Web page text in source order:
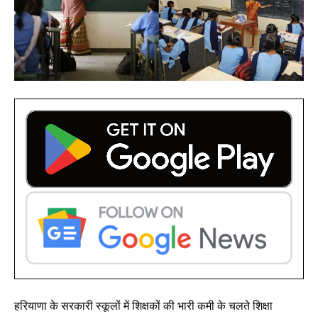
हरियाणा के सरकारी स्कूलों में शिक्षकों की भारी कमी के चलते शिक्षा